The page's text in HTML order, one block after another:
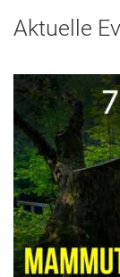
Aktuelle